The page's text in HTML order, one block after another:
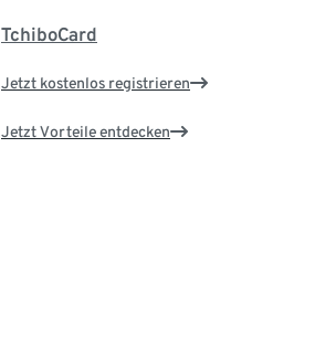
TchiboCard
Jetzt kostenlos registrieren
Jetzt Vorteile entdecken